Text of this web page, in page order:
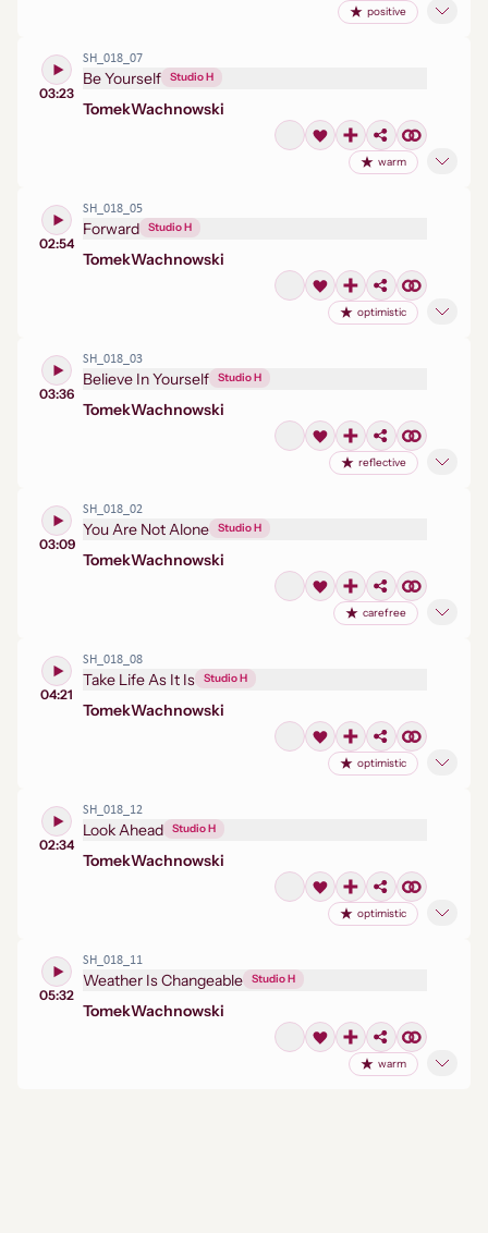
positive
03:23
SH_018_07
Be Yourself Studio H
TomekWachnowski
warm
02:54
SH_018_05
Forward Studio H
TomekWachnowski
optimistic
03:36
SH_018_03
Believe In Yourself Studio H
TomekWachnowski
reflective
03:09
SH_018_02
You Are Not Alone Studio H
TomekWachnowski
carefree
04:21
SH_018_08
Take Life As It Is Studio H
TomekWachnowski
optimistic
02:34
SH_018_12
Look Ahead Studio H
TomekWachnowski
optimistic
05:32
SH_018_11
Weather Is Changeable Studio H
TomekWachnowski
warm